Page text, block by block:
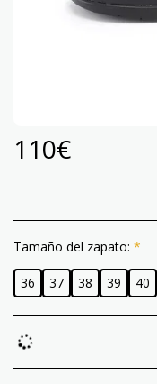
110€
Tamaño del zapato: *
36 37 38 39 40